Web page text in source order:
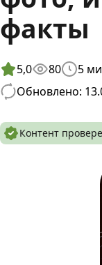
факты
5,0 80 5
Обновлено:
Контент